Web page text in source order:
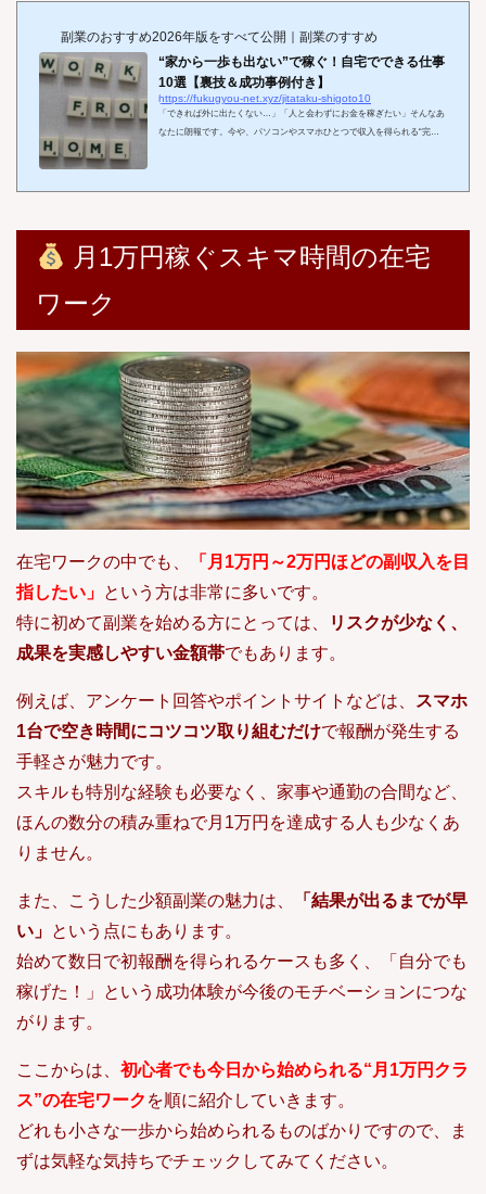
副業のおすすめ2026年版をすべて公開｜副業のすすめ
“家から一歩も出ない”で稼ぐ！自宅でできる仕事
10選【裏技＆成功事例付き】
https://fukugyou-net.xyz/jitataku-shigoto10
「できれば外に出たくない…」「人と会わずにお金を稼ぎたい」そんなあ
なたに朗報です。今や、パソコンやスマホひとつで収入を得られる“完全
月1万円稼ぐスキマ時間の在宅
ワーク
在宅ワークの中でも、
「月1万円～2万円ほどの副収入を目
指したい」 という方は非常に多いです。
特に初めて副業を始める方にとっては、
リスクが少なく、
成果を実感しやすい金額帯でもあります。
例えば、アンケート回答やポイントサイトなどは、
スマホ
1台で空き時間にコツコツ取り組むだけで報酬が発生する
手軽さが魅力です。
スキルも特別な経験も必要なく、家事や通勤の合間など、
ほんの数分の積み重ねで月1万円を達成する人も少なくあ
りません。
また、こうした少額副業の魅力は、
「結果が出るまでが早
い」 という点にもあります。
始めて数日で初報酬を得られるケースも多く、「自分でも
稼げた！」という成功体験が今後のモチベーションにつな
がります。
ここからは、 初心者でも今日から始められる“月1万円クラ
ス”の在宅ワーク を順に紹介していきます。
どれも小さな一歩から始められるものばかりですので、ま
ずは気軽な気持ちでチェックしてみてください。